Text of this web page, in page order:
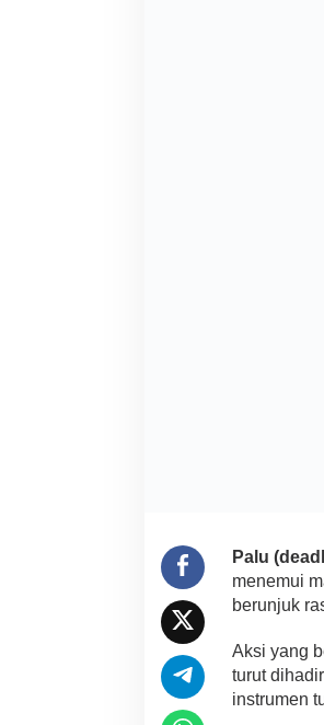
Palu
menemui
berunjuk
Aksi yang
turut
instrumen